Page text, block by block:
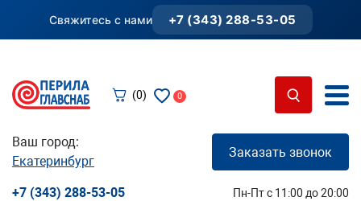
Свяжитесь с нами +7 (343) 288-53-05
(0) 0
Ваш город:
Екатеринбург
Заказать звонок
+7 (343) 288-53-05 Пн-Пт с 11:00 до 20:00